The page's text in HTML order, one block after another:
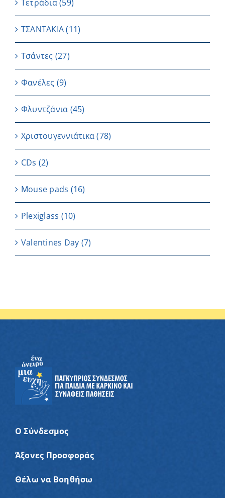
Τετράδια(59)
ΤΣΑΝΤΑΚΙΑ (11)
Τσάντες (27)
Φανέλες (9)
Φλυντζάνια (45)
Χριστουγεννιάτικα(78)
CDs (2)
Μouse pads (16)
Plexiglass (10)
Valentines Day (7)
Ο Σύνδεσμος
Άξονες Προσφοράς
Θέλω να Βοηθήσω